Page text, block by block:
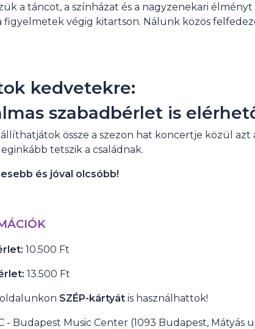
a táncot, a színházat és a nagyzenekari
figyelmetek végig kitartson. Nálunk közös
kedvetekre:
szabadbérlet is
össze a szezon hat koncertje közül azt
tetszik a családnak.
és jóval olcsóbb!
10.500 Ft
13.500 Ft
SZÉP-kártyát is használhattok!
- Budapest Music Center (1093 Budapest, Mátyás